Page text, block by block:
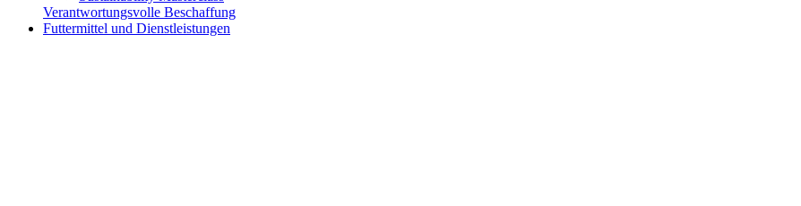
Verantwortungsvolle Beschaffung
Futtermittel und Dienstleistungen